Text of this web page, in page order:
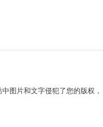
图片和文字侵犯了您的版权，